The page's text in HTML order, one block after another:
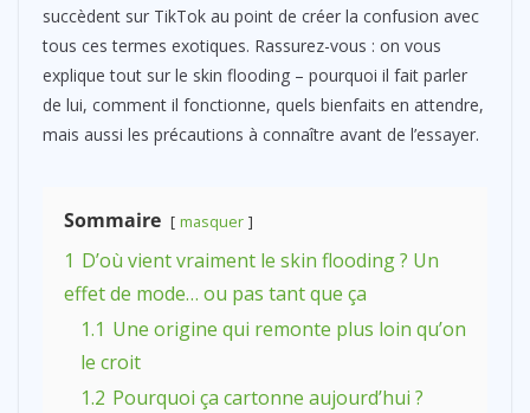
succèdent sur TikTok au point de créer la confusion avec
tous ces termes exotiques. Rassurez-vous : on vous
explique tout sur le skin flooding – pourquoi il fait parler
de lui, comment il fonctionne, quels bienfaits en attendre,
mais aussi les précautions à connaître avant de l’essayer.
Sommaire masquer
1 D’où vient vraiment le skin flooding ? Un
effet de mode… ou pas tant que ça
1.1 Une origine qui remonte plus loin qu’on
le croit
1.2 Pourquoi ça cartonne aujourd’hui ?